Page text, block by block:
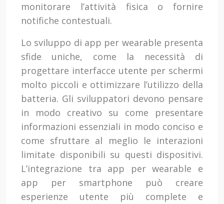
monitorare l’attività fisica o fornire
notifiche contestuali.
Lo sviluppo di app per wearable presenta
sfide uniche, come la necessità di
progettare interfacce utente per schermi
molto piccoli e ottimizzare l’utilizzo della
batteria. Gli sviluppatori devono pensare
in modo creativo su come presentare
informazioni essenziali in modo conciso e
come sfruttare al meglio le interazioni
limitate disponibili su questi dispositivi.
L’integrazione tra app per wearable e
app per smartphone può creare
esperienze utente più complete e